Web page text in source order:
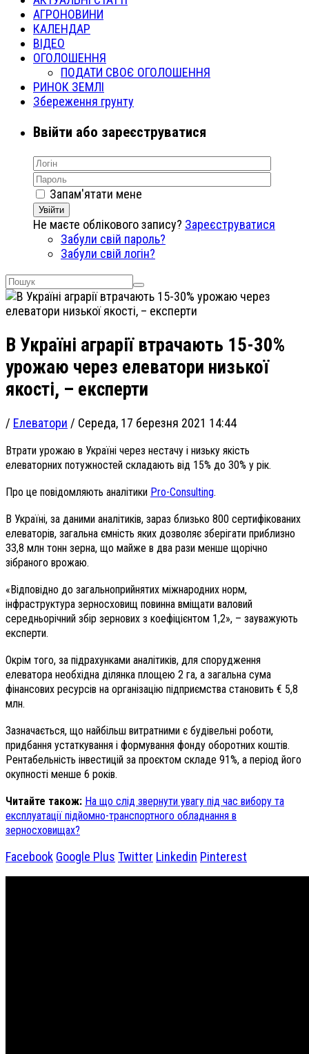
АГРОНОВИНИ
КАЛЕНДАР
ВІДЕО
ОГОЛОШЕННЯ
ПОДАТИ СВОЄ ОГОЛОШЕННЯ
РИНОК ЗЕМЛІ
Збереження грунту
Ввійти або зареєструватися
Запам'ятати мене
Увійти
Не маєте облікового запису? Зареєструватися
Забули свій пароль?
Забули свій логін?
В Україні аграрії втрачають 15-30%
урожаю через елеватори низької
якості, – експерти
/ Елеватори / Середа, 17 березня 2021 14:44
Втрати урожаю в Україні через нестачу і низьку якість
елеваторних потужностей складають від 15% до 30% у рік.
Про це повідомляють аналітики Pro-Consulting.
В Україні, за даними аналітиків, зараз близько 800 сертифікованих
елеваторів, загальна ємність яких дозволяє зберігати приблизно
33,8 млн тонн зерна, що майже в два рази менше щорічно
зібраного врожаю.
«Відповідно до загальноприйнятих міжнародних норм,
інфраструктура зерносховищ повинна вміщати валовий
середньорічний збір зернових з коефіцієнтом 1,2», – зауважують
експерти.
Окрім того, за підрахунками аналітиків, для спорудження
елеватора необхідна ділянка площею 2 га, а загальна сума
фінансових ресурсів на організацію підприємства становить € 5,8
млн.
Зазначається, що найбільш витратними є будівельні роботи,
придбання устаткування і формування фонду оборотних коштів.
Рентабельність інвестицій за проєктом складе 91%, а період його
окупності менше 6 років.
Читайте також: На що слід звернути увагу під час вибору та
експлуатації підйомно-транспортного обладнання в
зерносховищах?
Facebook Google Plus Twitter Linkedin Pinterest